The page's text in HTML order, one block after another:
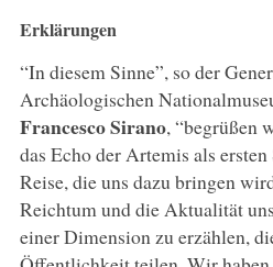
Erklärungen
“In diesem Sinne”, so der
Archäologischen
Francesco Sirano, “begrüßen
das Echo der Artemis als
Reise, die uns dazu bringen
Reichtum und die Aktualität
einer Dimension zu erzählen,